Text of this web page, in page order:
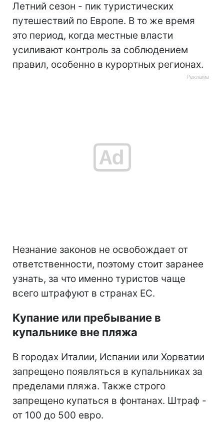
Летний сезон - пик туристических
путешествий по Европе. В то же время
это период, когда местные власти
усиливают контроль за соблюдением
правил, особенно в курортных регионах.
Незнание законов не освобождает от
ответственности, поэтому стоит заранее
узнать, за что именно туристов чаще
всего штрафуют в странах ЕС.
Купание или пребывание в
купальнике вне пляжа
В городах Италии, Испании или Хорватии
запрещено появляться в купальниках за
пределами пляжа. Также строго
запрещено купаться в фонтанах. Штраф -
от 100 до 500 евро.